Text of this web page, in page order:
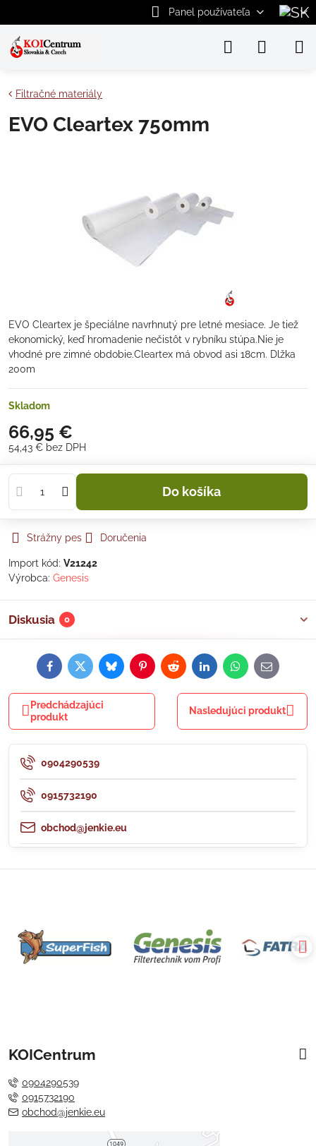
Panel používateľa
Filtračné materiály
EVO Cleartex 750mm
EVO Cleartex je špeciálne navrhnutý pre letné mesiace. Je tiež
ekonomický, keď hromadenie nečistôt v rybníku stúpa.Nie je
vhodné pre zimné obdobie.Cleartex má obvod asi 18cm. Dlžka
200m
Skladom
66,95 €
54,43 € bez DPH
Do košíka
Strážny pes Doručenia
Import kód: V21242
Výrobca: Genesis
Diskusia 0
FacebookTwitterBlueskyPinterestRedditLinkedInWhatsApp
E-
mail
Predchádzajúci
produkt
Nasledujúci produkt
0904290539
0915732190
obchod@jenkie.eu
KOICentrum
0904290539
0915732190
obchod@jenkie.eu